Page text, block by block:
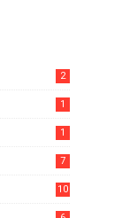
2
1
1
7
10